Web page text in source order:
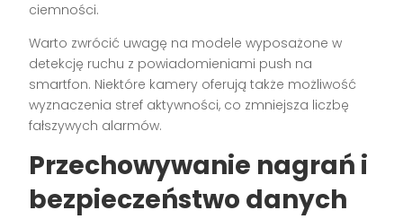
ciemności.
Warto zwrócić uwagę na modele wyposażone w
detekcję ruchu z powiadomieniami push na
smartfon. Niektóre kamery oferują także możliwość
wyznaczenia stref aktywności, co zmniejsza liczbę
fałszywych alarmów.
Przechowywanie nagrań i
bezpieczeństwo danych